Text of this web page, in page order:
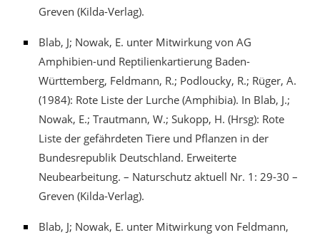
Greven (Kilda-Verlag).
Blab, J; Nowak, E. unter Mitwirkung von AG
Amphibien-und Reptilienkartierung Baden-
Württemberg, Feldmann, R.; Podloucky, R.; Rüger, A.
(1984): Rote Liste der Lurche (Amphibia). In Blab, J.;
Nowak, E.; Trautmann, W.; Sukopp, H. (Hrsg): Rote
Liste der gefährdeten Tiere und Pflanzen in der
Bundesrepublik Deutschland. Erweiterte
Neubearbeitung. – Naturschutz aktuell Nr. 1: 29-30 –
Greven (Kilda-Verlag).
Blab, J; Nowak, E. unter Mitwirkung von Feldmann,